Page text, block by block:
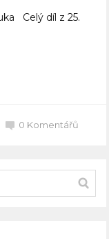
Celý díl z 25.
0 Komentářů